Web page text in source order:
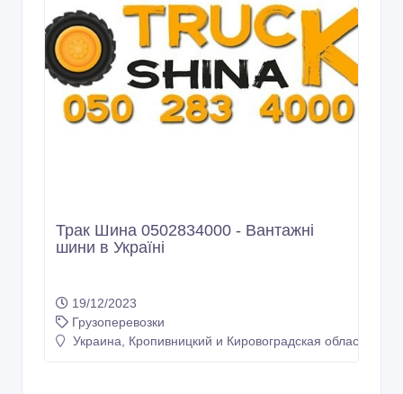
Трак Шина 0502834000 - Вантажні
шини в Україні
19/12/2023
Грузоперевозки
Украина, Кропивницкий и Кировоградская область